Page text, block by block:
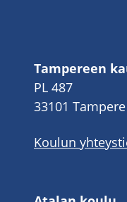
Tampereen
PL 487
33101 Tampere
Koulun